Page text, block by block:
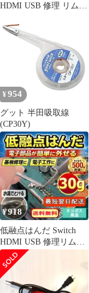
HDMI USB 修理 リムー
¥ 954
グット 半田吸取線
(CP30Y)
¥918
低融点はんだ Switch
HDMI USB 修理リムバ
ー30g03s157